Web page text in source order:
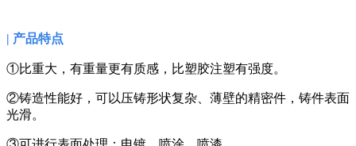
| 产品特点
①比重大，有重量更有质感，比塑胶注塑有强度。
②铸造性能好，可以压铸形状复杂、薄壁的精密件，铸件表面
光滑。